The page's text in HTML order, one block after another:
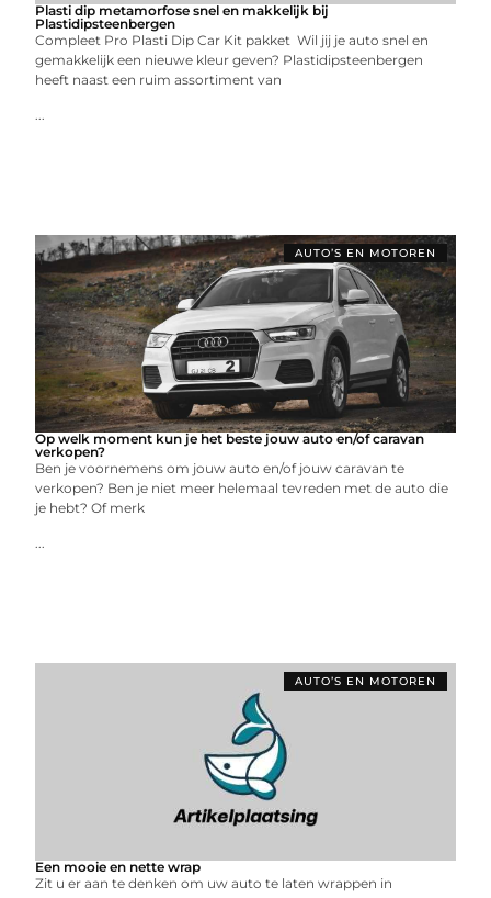
Plasti dip metamorfose snel en makkelijk bij
Plastidipsteenbergen
Compleet Pro Plasti Dip Car Kit pakket Wil jij je auto snel en
gemakkelijk een nieuwe kleur geven? Plastidipsteenbergen
heeft naast een ruim assortiment van
...
AUTO’S EN MOTOREN
Op welk moment kun je het beste jouw auto en/of caravan
verkopen?
Ben je voornemens om jouw auto en/of jouw caravan te
verkopen? Ben je niet meer helemaal tevreden met de auto die
je hebt? Of merk
...
AUTO’S EN MOTOREN
Een mooie en nette wrap
Zit u er aan te denken om uw auto te laten wrappen in